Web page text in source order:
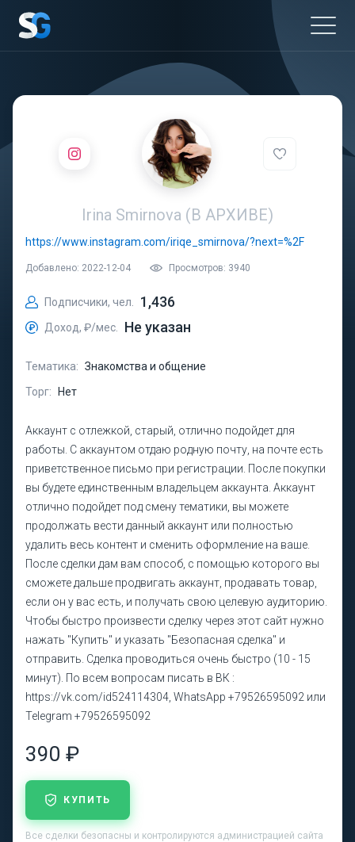
Irina Smirnova (В АРХИВЕ)
https://www.instagram.com/iriqe_smirnova/?next=%2F
Добавлено: 2022-12-04 Просмотров: 3940
Подписчики, чел. 1,436
Доход, ₽/мес. Не указан
Тематика: Знакомства и общение
Торг:
Нет
Аккаунт с отлежкой, старый, отлично подойдет для
работы. С аккаунтом отдаю родную почту, на почте есть
приветственное письмо при регистрации. После покупки
вы будете единственным владельцем аккаунта. Аккаунт
отлично подойдет под смену тематики, вы можете
продолжать вести данный аккаунт или полностью
удалить весь контент и сменить оформление на ваше.
После сделки дам вам способ, с помощью которого вы
сможете дальше продвигать аккаунт, продавать товар,
если он у вас есть, и получать свою целевую аудиторию.
Чтобы быстро произвести сделку через этот сайт нужно
нажать "Купить" и указать "Безопасная сделка" и
отправить. Сделка проводиться очень быстро (10 - 15
минут). По всем вопросам писать в ВК :
https://vk.com/id524114304, WhatsApp +79526595092 или
Telegram +79526595092
390 ₽
КУПИТЬ
Все сделки безопасны и контролируются администрацией сайта